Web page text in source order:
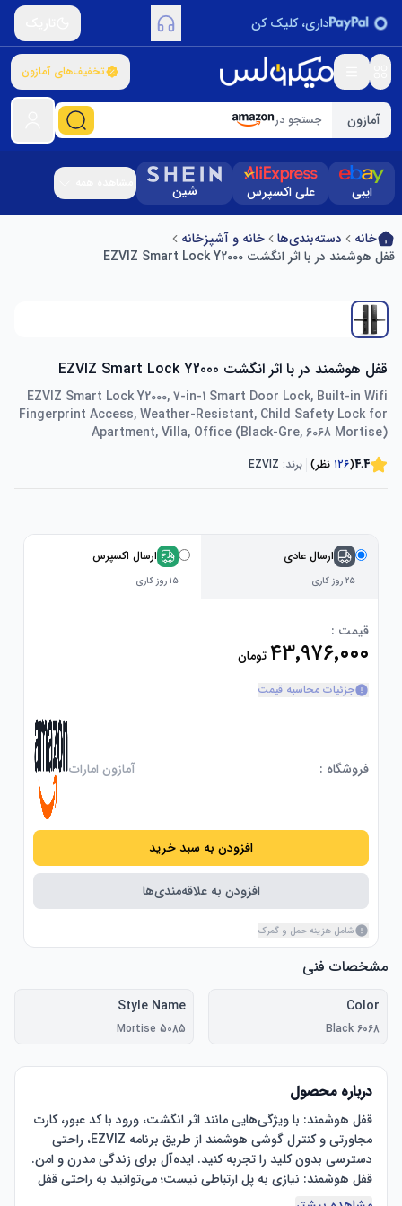
داری، کلیک کن
تخفیف‌های آمازون
آمازون جستجو در
ایبی علی اکسپرس شین
خانه دسته‌بندی‌ها
خانه و آشپزخانه
قفل هوشمند در با اثر انگشت EZVIZ Smart Lock Y2000
قفل هوشمند در با اثر انگشت EZVIZ Smart Lock Y2000
EZVIZ Smart Lock Y2000, 7-in-1 Smart Door Lock, Built-in Wifi
Fingerprint Access, Weather-Resistant, Child Safety Lock for
Apartment, Villa, Office (Black-Gre, 6068 Mortise)
4.4
(۱۲۶ نظر) برند: EZVIZ
ارسال عادی
۲۵ روز کاری
ارسال اکسپرس
۱۵ روز کاری
قیمت :
۴۳٬۹۷۶٬۰۰۰تومان
جزئیات محاسبه قیمت
فروشگاه : آمازون امارات
افزودن به سبد خرید
افزودن به علاقه‌مندی‌ها
شامل هزینه حمل و گمرک
مشخصات فنی
Color
6068 Black
Style Name
5085 Mortise
درباره محصول